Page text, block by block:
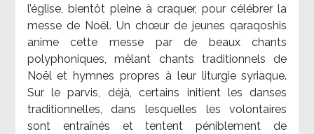
l’église, bientôt pleine à craquer, pour célébrer la
messe de Noël. Un chœur de jeunes qaraqoshis
anime cette messe par de beaux chants
polyphoniques, mêlant chants traditionnels de
Noël et hymnes propres à leur liturgie syriaque.
Sur le parvis, déjà, certains initient les danses
traditionnelles, dans lesquelles les volontaires
sont entraînés et tentent péniblement de